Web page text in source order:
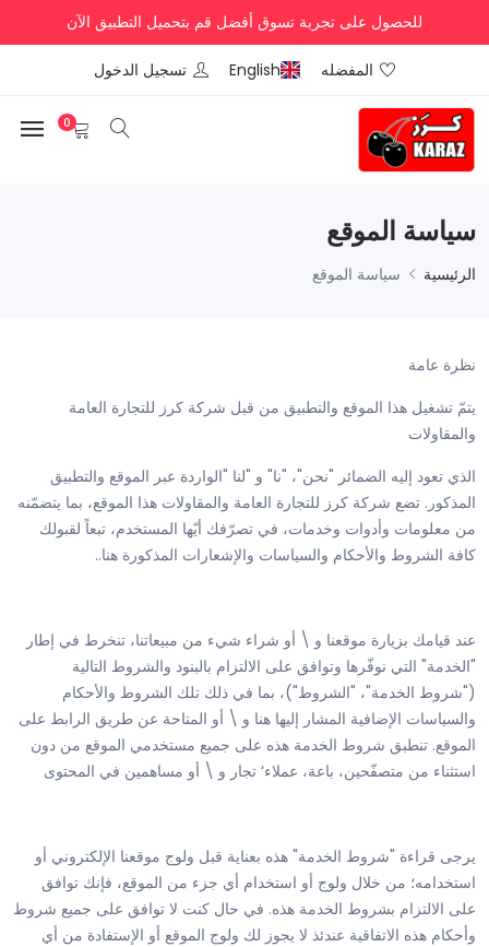
للحصول على تجربة تسوق أفضل قم بتحميل التطبيق الآن
المفضله English تسجيل الدخول
0
سياسة الموقع
الرئيسية سياسة الموقع
نظرة عامة
يتمّ تشغيل هذا الموقع والتطبيق من قبل شركة كرز للتجارة العامة
والمقاولات
الذي تعود إليه الضمائر "نحن"، "نا" و "لنا "الواردة عبر الموقع والتطبيق
المذكور. تضع شركة كرز للتجارة العامة والمقاولات هذا الموقع، بما يتضمّنه
من معلومات وأدوات وخدمات، في تصرّفك أيّها المستخدم، تبعاً لقبولك
كافة الشروط والأحكام والسياسات والإشعارات المذكورة هنا..
عند قيامك بزيارة موقعنا و \ أو شراء شيء من مبيعاتنا، تنخرط في إطار
"الخدمة" التي نوفّرها وتوافق على الالتزام بالبنود والشروط التالية
("شروط الخدمة"، "الشروط")، بما في ذلك تلك الشروط والأحكام
والسياسات الإضافية المشار إليها هنا و \ أو المتاحة عن طريق الرابط على
الموقع. تنطبق شروط الخدمة هذه على جميع مستخدمي الموقع من دون
استثناء من متصفّحين، باعة، عملاء‘ تجار و \ أو مساهمين في المحتوى
يرجى قراءة "شروط الخدمة" هذه بعناية قبل ولوج موقعنا الإلكتروني أو
استخدامه؛ من خلال ولوج أو استخدام أي جزء من الموقع، فإنك توافق
على الالتزام بشروط الخدمة هذه. في حال كنت لا توافق على جميع شروط
وأحكام هذه الاتفاقية عندئذ لا يجوز لك ولوج الموقع أو الإستفادة من أي